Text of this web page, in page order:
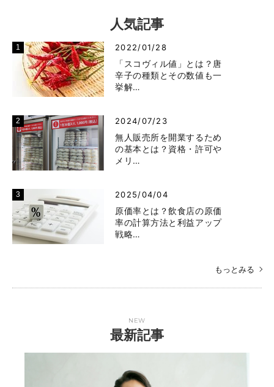
人気記事
2022/01/28
「スコヴィル値」とは？唐
辛子の種類とその数値も一
挙解…
2024/07/23
無人販売所を開業するため
の基本とは？資格・許可や
メリ…
2025/04/04
原価率とは？飲食店の原価
率の計算方法と利益アップ
戦略…
もっとみる
NEW
最新記事